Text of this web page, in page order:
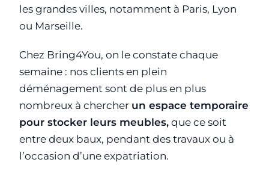
les grandes villes, notamment à Paris, Lyon
ou Marseille.
Chez Bring4You, on le constate chaque
semaine : nos clients en plein
déménagement sont de plus en plus
nombreux à chercher un espace temporaire
pour stocker leurs meubles, que ce soit
entre deux baux, pendant des travaux ou à
l’occasion d’une expatriation.